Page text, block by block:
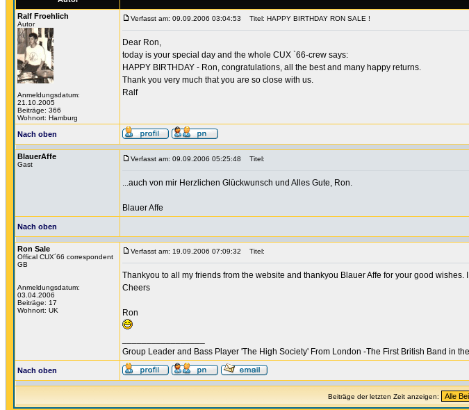
Ralf Froehlich
Autor
Anmeldungsdatum:
21.10.2005
Beiträge: 366
Wohnort: Hamburg
Verfasst am: 09.09.2006 03:04:53 Titel: HAPPY BIRTHDAY RON SALE !
Dear Ron,
today is your special day and the whole CUX `66-crew says:
HAPPY BIRTHDAY - Ron, congratulations, all the best and many happy returns.
Thank you very much that you are so close with us.
Ralf
Nach oben
BlauerAffe
Gast
Verfasst am: 09.09.2006 05:25:48 Titel:
...auch von mir Herzlichen Glückwunsch und Alles Gute, Ron.
Blauer Affe
Nach oben
Ron Sale
Offical CUX´66 correspondent
GB
Anmeldungsdatum:
03.04.2006
Beiträge: 17
Wohnort: UK
Verfasst am: 19.09.2006 07:09:32 Titel:
Thankyou to all my friends from the website and thankyou Blauer Affe for your good wishes.
Cheers
Ron
Group Leader and Bass Player 'The High Society' From London -The First British Band in
Nach oben
Beiträge der letzten Zeit anzeigen: